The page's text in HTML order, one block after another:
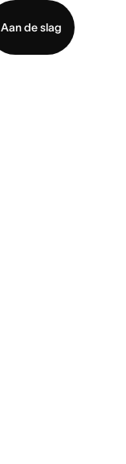
Aan de slag